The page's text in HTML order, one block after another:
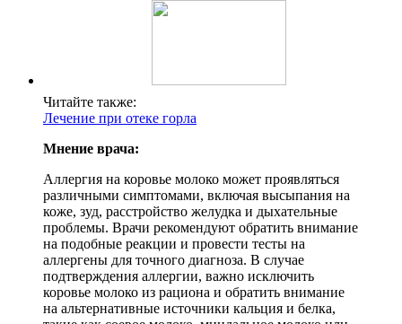
Читайте также:
Лечение при отеке горла
Мнение врача:
Аллергия на коровье молоко может проявляться
различными симптомами, включая высыпания на
коже, зуд, расстройство желудка и дыхательные
проблемы. Врачи рекомендуют обратить внимание
на подобные реакции и провести тесты на
аллергены для точного диагноза. В случае
подтверждения аллергии, важно исключить
коровье молоко из рациона и обратить внимание
на альтернативные источники кальция и белка,